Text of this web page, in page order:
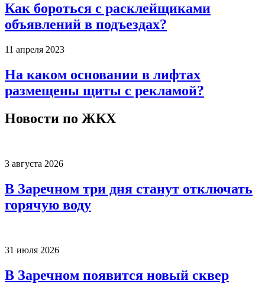
Как бороться с расклейщиками
объявлений в подъездах?
11 апреля 2023
На каком основании в лифтах
размещены щиты с рекламой?
Новости по ЖКХ
3 августа 2026
В Заречном три дня станут отключать
горячую воду
31 июля 2026
В Заречном появится новый сквер